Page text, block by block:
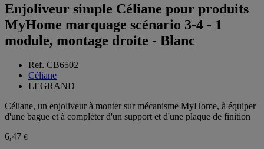
Enjoliveur simple Céliane pour produits
MyHome marquage scénario 3-4 - 1
module, montage droite - Blanc
Ref. CB6502
Céliane
LEGRAND
Céliane, un enjoliveur à monter sur mécanisme MyHome, à équiper
d'une bague et à compléter d'un support et d'une plaque de finition
6,47 €